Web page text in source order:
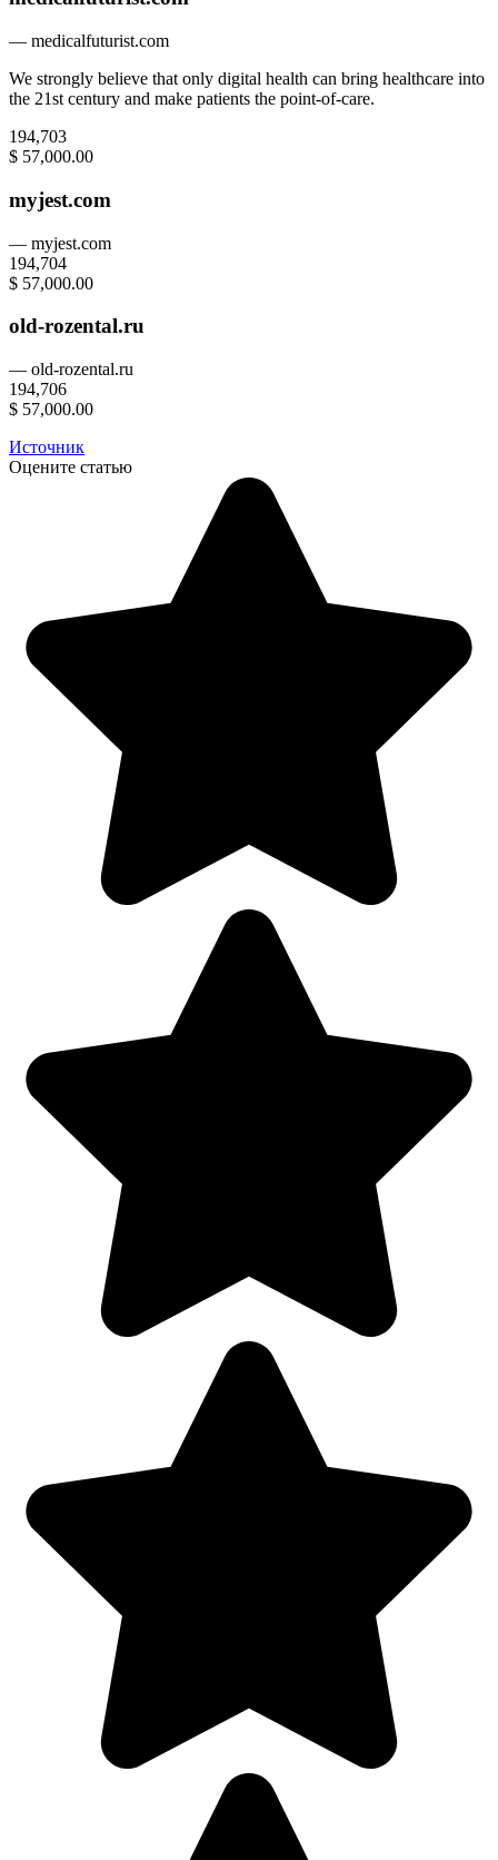
— medicalfuturist.com
We strongly believe that only digital health can bring healthcare into
the 21st century and make patients the point-of-care.
194,703
$ 57,000.00
myjest.com
— myjest.com
194,704
$ 57,000.00
old-rozental.ru
— old-rozental.ru
194,706
$ 57,000.00
Источник
Оцените статью